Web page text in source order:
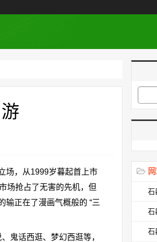
场，从1999岁暮起首上市
场抢占了无害的先机，但
输正在了漫画气概般的 “三
鬼话西逛、梦幻西逛等，
石
石
石